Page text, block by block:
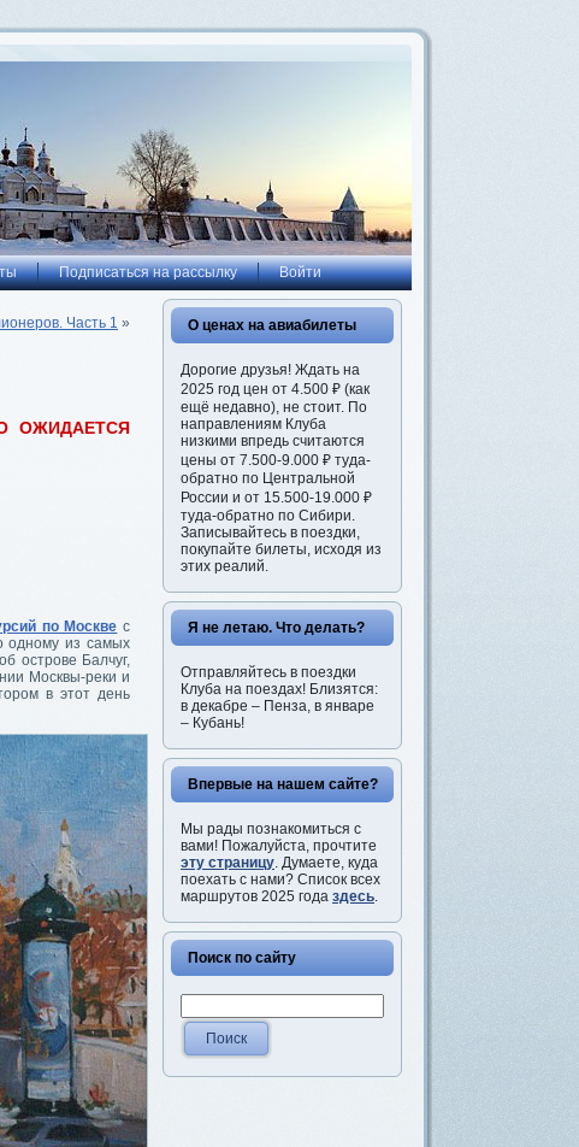
Подписаться на рассылку Войти
Часть 1 »
ОЖИДАЕТСЯ
по Москве с
одному из самых
острове Балчуг,
Москвы-реки и
в этот день
О ценах на авиабилеты
Дорогие друзья! Ждать на
2025 год цен от 4.500 ₽ (как
ещё недавно), не стоит. По
направлениям Клуба
низкими впредь считаются
цены от 7.500-9.000 ₽ туда-
обратно по Центральной
России и от 15.500-19.000 ₽
туда-обратно по Сибири.
Записывайтесь в поездки,
покупайте билеты, исходя из
этих реалий.
Я не летаю. Что делать?
Отправляйтесь в поездки
Клуба на поездах! Близятся:
в декабре – Пенза, в январе
– Кубань!
Впервые на нашем сайте?
Мы рады познакомиться с
вами! Пожалуйста, прочтите
эту страницу. Думаете, куда
поехать с нами? Список всех
маршрутов 2025 года здесь.
Поиск по сайту